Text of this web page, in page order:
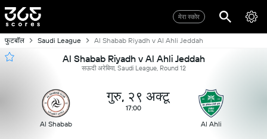
मेरा स्कोर
फुटबॉल Saudi League Al Shabab Riyadh v Al Ahli Jeddah
Al Shabab Riyadh v Al Ahli Jeddah
सऊदी अरेबिया, Saudi League, Round 12
Al Shabab
गुरु, २९ अक्टू
17:00
Al Ahli